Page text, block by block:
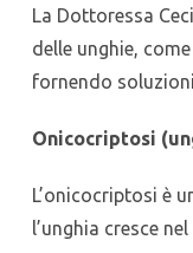
La Dottoressa
delle unghie,
fornendo
Onicocriptosi
L’onicocriptosi è
l’unghia cresce